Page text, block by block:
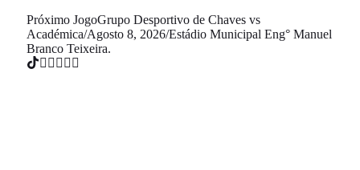
Próximo JogoGrupo Desportivo de Chaves vs
Académica/Agosto 8, 2026/Estádio Municipal Eng° Manuel
Branco Teixeira.